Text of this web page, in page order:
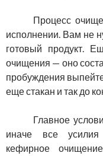
Процесс
исполнении. Вам не
готовый продукт.
очищения — оно
пробуждения
еще стакан и так до
Главное
иначе все усилия
кефирное